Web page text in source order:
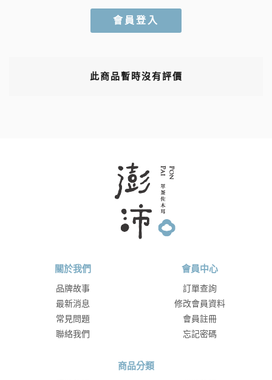
會員登入
此商品暫時沒有評價
關於我們
品牌故事
最新消息
常見問題
聯絡我們
會員中心
訂單查詢
修改會員資料
會員註冊
忘記密碼
商品分類